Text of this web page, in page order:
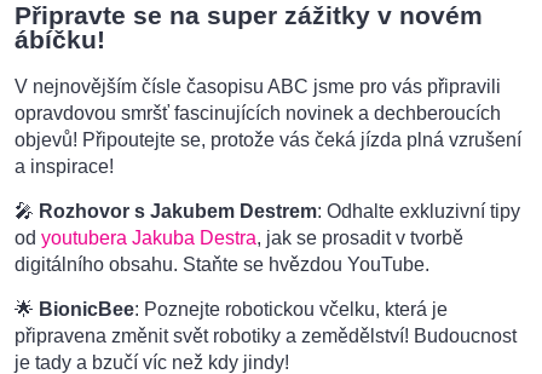
Připravte se na super zážitky v novém
ábíčku!
V nejnovějším čísle časopisu ABC jsme pro vás připravili
opravdovou smršť fascinujících novinek a dechberoucích
objevů! Připoutejte se, protože vás čeká jízda plná vzrušení
a inspirace!
🎤 Rozhovor s Jakubem Destrem: Odhalte exkluzivní tipy
od youtubera Jakuba Destra, jak se prosadit v tvorbě
digitálního obsahu. Staňte se hvězdou YouTube.
🌟 BionicBee: Poznejte robotickou včelku, která je
připravena změnit svět robotiky a zemědělství! Budoucnost
je tady a bzučí víc než kdy jindy!